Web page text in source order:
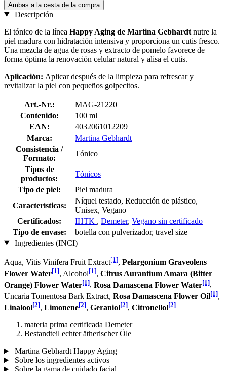
Ambas a la cesta de la compra
Descripción
El tónico de la línea Happy Aging de Martina Gebhardt nutre la
piel madura con hidratación intensiva y proporciona un cutis fresco.
Una mezcla de agua de rosas y extracto de pomelo favorece de
forma óptima la renovación celular natural y alisa el cutis.
Aplicación: Aplicar después de la limpieza para refrescar y
revitalizar la piel con pequeños golpecitos.
Art.-Nr.:
MAG-21220
Contenido:
100 ml
EAN:
4032061012209
Marca:
Martina Gebhardt
Consistencia /
Formato:
Tónico
Tipos de
productos:
Tónicos
Tipo de piel:
Piel madura
Características:
Níquel testado, Reducción de plástico,
Unisex, Vegano
Certificados:
IHTK , Demeter, Vegano sin certificado
Tipo de envase:
botella con pulverizador, travel size
Ingredientes (INCI)
Aqua, Vitis Vinifera Fruit Extract[1], Pelargonium Graveolens
Flower Water[1], Alcohol[1], Citrus Aurantium Amara (Bitter
Orange) Flower Water[1], Rosa Damascena Flower Water[1],
Uncaria Tomentosa Bark Extract, Rosa Damascena Flower Oil[1],
Linalool[2], Limonene[2], Geraniol[2], Citronellol[2]
materia prima certificada Demeter
Bestandteil echter ätherischer Öle
Martina Gebhardt Happy Aging
Sobre los ingredientes activos